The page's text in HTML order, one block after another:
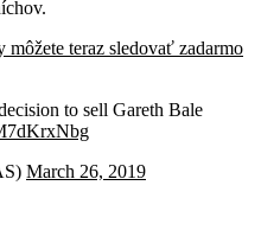
teraz sledovať zadarmo
to sell Gareth Bale
March 26, 2019